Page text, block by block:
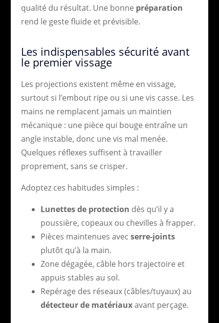
qualité du résultat. Une bonne préparation
rend le geste fluide et prévisible.
Les indispensables sécurité avant
le premier vissage
Les projections existent même en vissage,
surtout si l’embout ripe ou si une vis casse. Les
mains ne remplacent jamais un maintien
mécanique : une pièce qui bouge entraîne un
angle instable, donc une vis mal menée.
Quelques réflexes suffisent à travailler
proprement, sans se crisper.
Adoptez ces habitudes simples :
Lunettes de protection dès qu’il y a
poussière, copeaux ou chevilles à frapper.
Pièces maintenues avec serre-joints
plutôt qu’à la main.
Zone dégagée, câble hors trajectoire et
appuis stables au sol.
Repérage des réseaux (câbles/tuyaux) au
détecteur de matériauxavant perçage.